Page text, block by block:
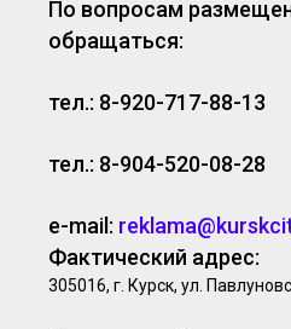
По вопросам
обращаться:
тел.: 8-920-717-88-13
тел.: 8-904-520-08-28
e-mail:
Фактический адрес:
305016, г. Курск, ул.